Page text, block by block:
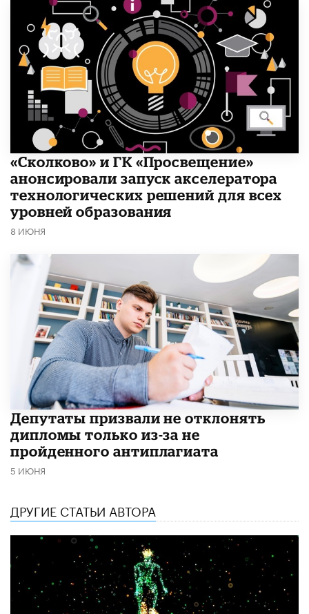
«Сколково» и ГК «Просвещение»
анонсировали запуск акселератора
технологических решений для всех
уровней образования
8 ИЮНЯ
Депутаты призвали не отклонять
дипломы только из-за не
пройденного антиплагиата
5 ИЮНЯ
ДРУГИЕ СТАТЬИ АВТОРА